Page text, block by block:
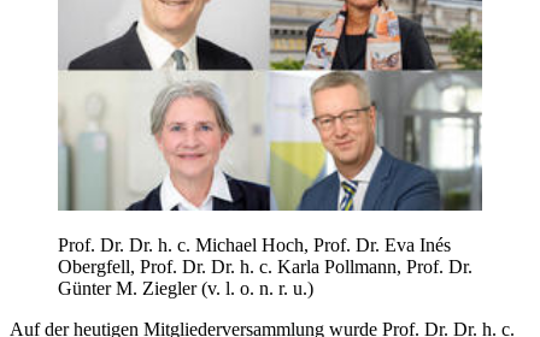
Prof. Dr. Dr. h. c. Michael Hoch, Prof. Dr. Eva Inés
Obergfell, Prof. Dr. Dr. h. c. Karla Pollmann, Prof. Dr.
Günter M. Ziegler (v. l. o. n. r. u.)
Auf der heutigen Mitgliederversammlung wurde Prof. Dr. Dr. h. c.